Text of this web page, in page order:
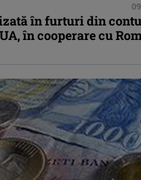
în furturi din
în cooperare cu